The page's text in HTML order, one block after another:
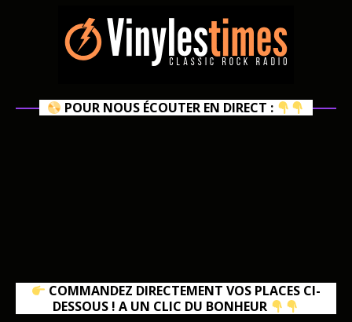
POUR NOUS ÉCOUTER EN DIRECT :
COMMANDEZ DIRECTEMENT VOS PLACES CI-
DESSOUS ! A UN CLIC DU BONHEUR